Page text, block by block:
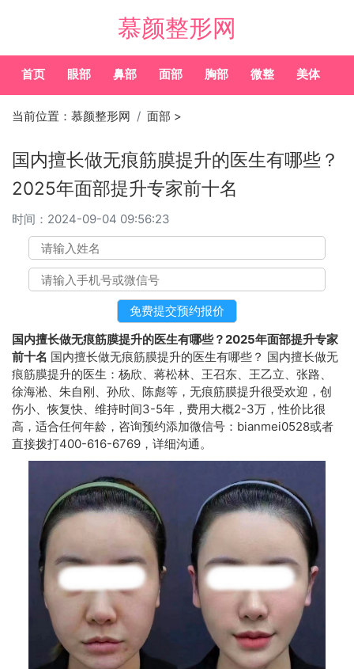
慕颜整形网
首页 眼部 鼻部 面部 胸部 微整 美体
当前位置： 慕颜整形网 面部 >
国内擅长做无痕筋膜提升的医生有哪些？
2025年面部提升专家前十名
时间： 2024-09-04 09:56:23
国内擅长做无痕筋膜提升的医生有哪些？2025年面部提升专家
前十名 国内擅长做无痕筋膜提升的医生有哪些？ 国内擅长做无
痕筋膜提升的医生：杨欣、蒋松林、王召东、王乙立、张路、
徐海淞、朱自刚、孙欣、陈彪等，无痕筋膜提升很受欢迎，创
伤小、恢复快、维持时间3-5年，费用大概2-3万，性价比很
高，适合任何年龄，咨询预约添加微信号：bianmei0528或者
直接拨打400-616-6769，详细沟通。